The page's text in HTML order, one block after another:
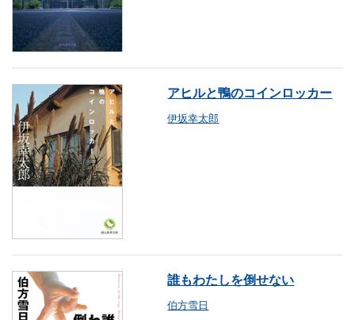
アヒルと鴨のコインロッカー
伊坂幸太郎
誰もわたしを倒せない
伯方雪日